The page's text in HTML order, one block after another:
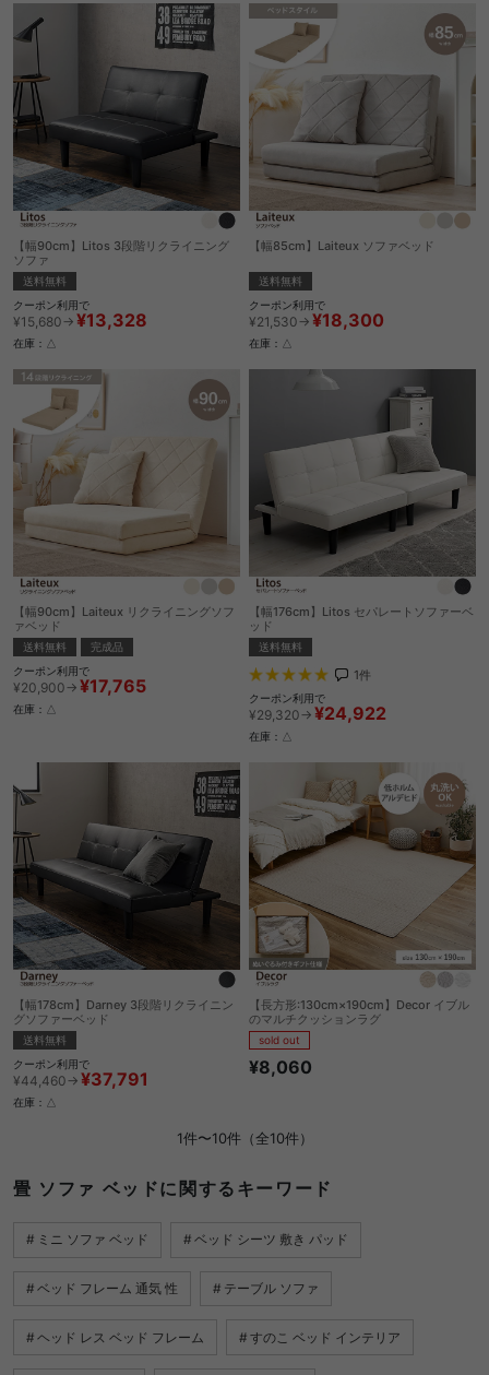
【幅90cm】Litos 3段階リクライニング
ソファ
送料無料
クーポン利用で
¥15,680→ ¥13,328
在庫：△
【幅85cm】Laiteux ソファベッド
送料無料
クーポン利用で
¥21,530→ ¥18,300
在庫：△
【幅90cm】Laiteux リクライニングソフ
ァベッド
送料無料
完成品
クーポン利用で
¥20,900→ ¥17,765
在庫：△
【幅176cm】Litos セパレートソファーベ
ッド
送料無料
1件
クーポン利用で
¥29,320→ ¥24,922
在庫：△
【幅178cm】Darney 3段階リクライニン
グソファーベッド
送料無料
クーポン利用で
¥44,460→ ¥37,791
在庫：△
【長方形:130cm×190cm】Decor イブル
のマルチクッションラグ
sold out
¥8,060
1件〜10件（全10件）
畳 ソファ ベッドに関するキーワード
ミニ ソファ ベッド ベッド シーツ 敷き パッド
ベッド フレーム 通気 性 テーブル ソファ
ヘッド レス ベッド フレーム すのこ ベッド インテリア